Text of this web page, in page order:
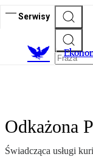
Serwisy
Odkażona
Świadcząca usługi